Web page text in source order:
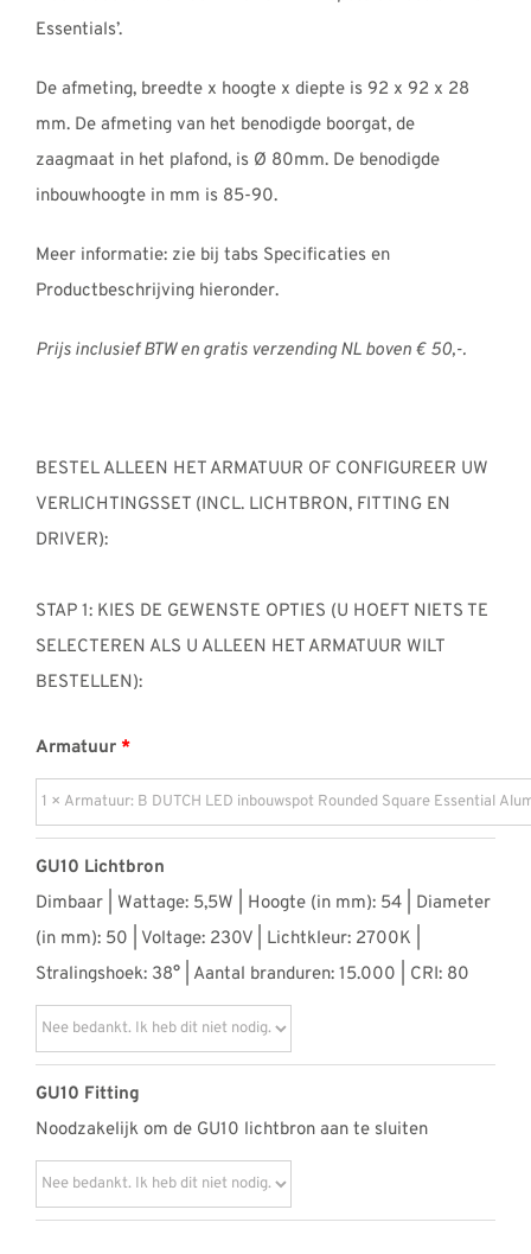
Essentials’.
De afmeting, breedte x hoogte x diepte is 92 x 92 x 28
mm. De afmeting van het benodigde boorgat, de
zaagmaat in het plafond, is Ø 80mm. De benodigde
inbouwhoogte in mm is 85-90.
Meer informatie: zie bij tabs Specificaties en
Productbeschrijving hieronder.
Prijs inclusief BTW en gratis verzending NL boven € 50,-.
BESTEL ALLEEN HET ARMATUUR OF CONFIGUREER UW
VERLICHTINGSSET (INCL. LICHTBRON, FITTING EN
DRIVER):
STAP 1: KIES DE GEWENSTE OPTIES (U HOEFT NIETS TE
SELECTEREN ALS U ALLEEN HET ARMATUUR WILT
BESTELLEN):
Armatuur
GU10 Lichtbron
Dimbaar | Wattage: 5,5W | Hoogte (in mm): 54 | Diameter
(in mm): 50 | Voltage: 230V | Lichtkleur: 2700K |
Stralingshoek: 38° | Aantal branduren: 15.000 | CRI: 80
GU10 Fitting
Noodzakelijk om de GU10 lichtbron aan te sluiten